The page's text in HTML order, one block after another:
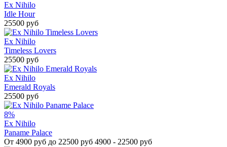
Ex Nihilo
Idle Hour
25500 руб
Ex Nihilo
Timeless Lovers
25500 руб
Ex Nihilo
Emerald Royals
25500 руб
8%
Ex Nihilo
Paname Palace
От 4900 руб до 22500 руб 4900 - 22500 руб